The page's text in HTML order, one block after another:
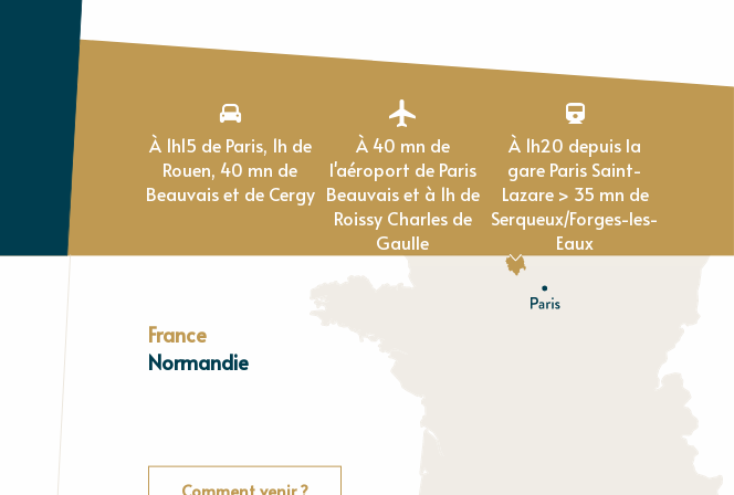
À 1h15 de Paris, 1h de
Rouen, 40 mn de
Beauvais et de Cergy
À 40 mn de
l'aéroport de Paris
Beauvais et à 1h de
Roissy Charles de
Gaulle
À 1h20 depuis la
gare Paris Saint-
Lazare > 35 mn de
Serqueux/Forges-les-
Eaux
France
Normandie
Comment venir ?